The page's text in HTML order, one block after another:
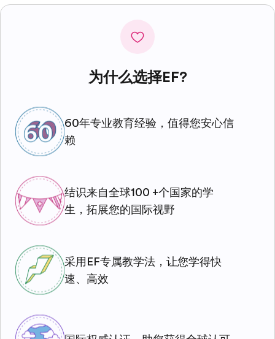
为什么选择EF?
60年专业教育经验，值得您安心信
赖
结识来自全球100 +个国家的学
生，拓展您的国际视野
采用EF专属教学法，让您学得快
速、高效